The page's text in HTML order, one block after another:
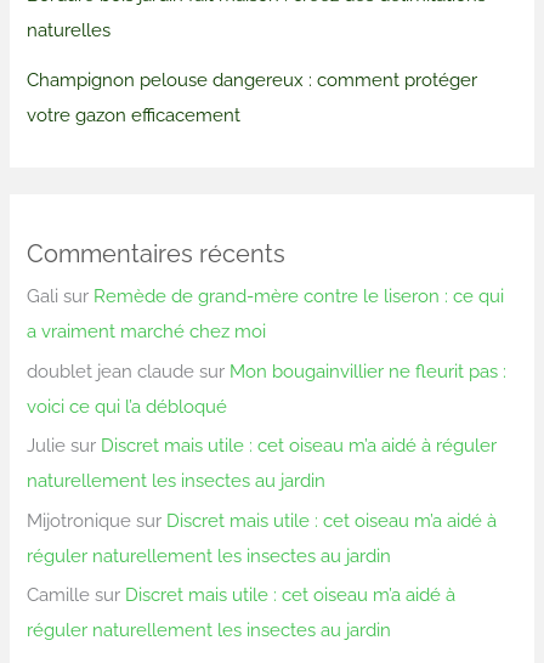
naturelles
Champignon pelouse dangereux : comment protéger
votre gazon efficacement
Commentaires récents
Gali sur Remède de grand-mère contre le liseron : ce qui
a vraiment marché chez moi
doublet jean claude sur Mon bougainvillier ne fleurit pas :
voici ce qui l’a débloqué
Julie sur Discret mais utile : cet oiseau m’a aidé à réguler
naturellement les insectes au jardin
Mijotronique sur Discret mais utile : cet oiseau m’a aidé à
réguler naturellement les insectes au jardin
Camille sur Discret mais utile : cet oiseau m’a aidé à
réguler naturellement les insectes au jardin